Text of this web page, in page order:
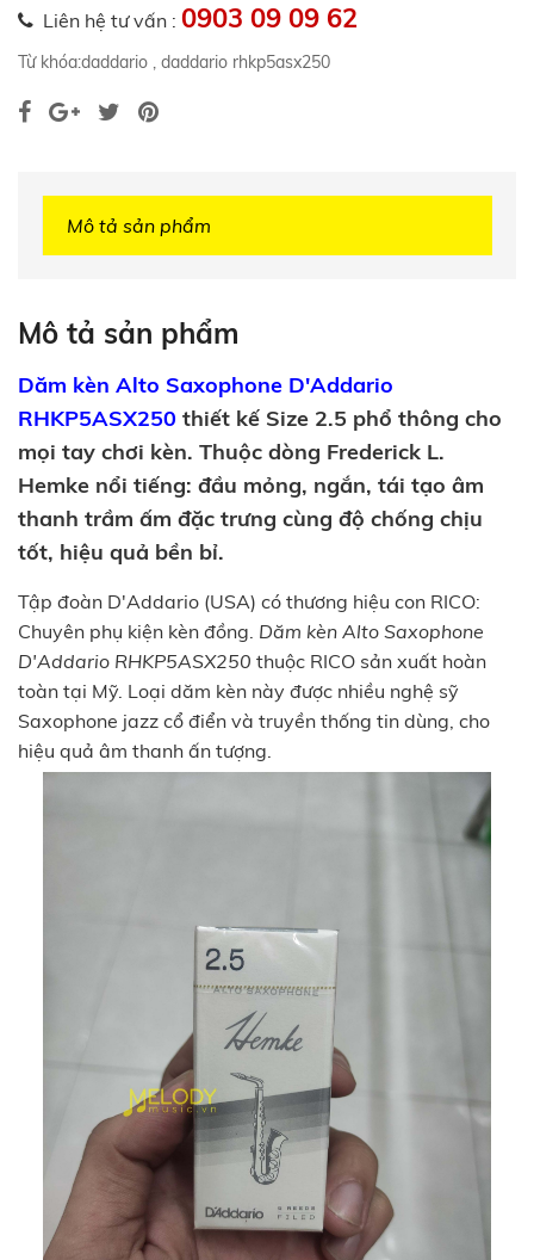
Liên hệ tư vấn : 0903 09 09 62
Từ khóa:daddario , daddario rhkp5asx250
Mô tả sản phẩm
Mô tả sản phẩm
Dăm kèn Alto Saxophone D'Addario
RHKP5ASX250 thiết kế Size 2.5 phổ thông cho
mọi tay chơi kèn. Thuộc dòng Frederick L.
Hemke nổi tiếng: đầu mỏng, ngắn, tái tạo âm
thanh trầm ấm đặc trưng cùng độ chống chịu
tốt, hiệu quả bền bỉ.
Tập đoàn D'Addario (USA) có thương hiệu con RICO:
Chuyên phụ kiện kèn đồng. Dăm kèn Alto Saxophone
D'Addario RHKP5ASX250 thuộc RICO sản xuất hoàn
toàn tại Mỹ. Loại dăm kèn này được nhiều nghệ sỹ
Saxophone jazz cổ điển và truyền thống tin dùng, cho
hiệu quả âm thanh ấn tượng.